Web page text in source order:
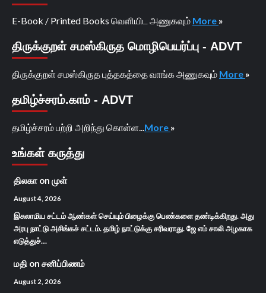
E-Book / Printed Books வெளியிட அணுகவும் More »
திருக்குறள் சமஸ்கிருத மொழிபெயர்ப்பு - ADVT
திருக்குறள் சமஸ்கிருத புத்தகத்தை வாங்க அணுகவும் More »
தமிழ்ச்சரம்.காம் - ADVT
தமிழ்ச்சரம் பற்றி அறிந்து கொள்ள... More »
உங்கள் கருத்து
திலகா on முள்
August 4, 2026
இசுலாமிய சட்டம் ஆண்கள் செய்யும் பிழைக்கு பெண்களை தண்டிக்கிறது. அது
அரபு நாட்டு அசிங்கச் சட்டம். தமிழ் நாட்டுக்கு சரிவராது. ஜே எம் சாலி அழகாக
எடுத்துச்…
மதி on சனிப்பிணம்
August 2, 2026